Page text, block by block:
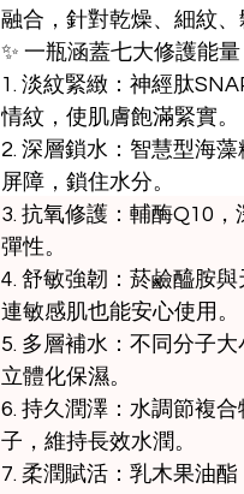
融合，針對乾燥、細紋、
✨ 一瓶涵蓋七大修護能量
1. 淡紋緊緻：神經肽
情紋，使肌膚飽滿緊實。
2. 深層鎖水：智慧型海
屏障，鎖住水分。
3. 抗氧修護：輔酶Q10
彈性。
4. 舒敏強韌：菸鹼醯胺
連敏感肌也能安心使用。
5. 多層補水：不同分子
立體化保濕。
6. 持久潤澤：水調節複
子，維持長效水潤。
7. 柔潤賦活：乳木果油